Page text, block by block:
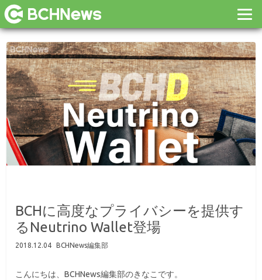
BCHに高度なプライバシーを提供す
るNeutrino Wallet登場
2018.12.04 BCHNews編集部
こんにちは、BCHNews編集部のきなこです。